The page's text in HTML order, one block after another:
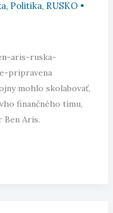
, Politika, RUSKO•
aris-ruska-
pripravena
mohlo skolabovať,
finančného tímu,
Aris.